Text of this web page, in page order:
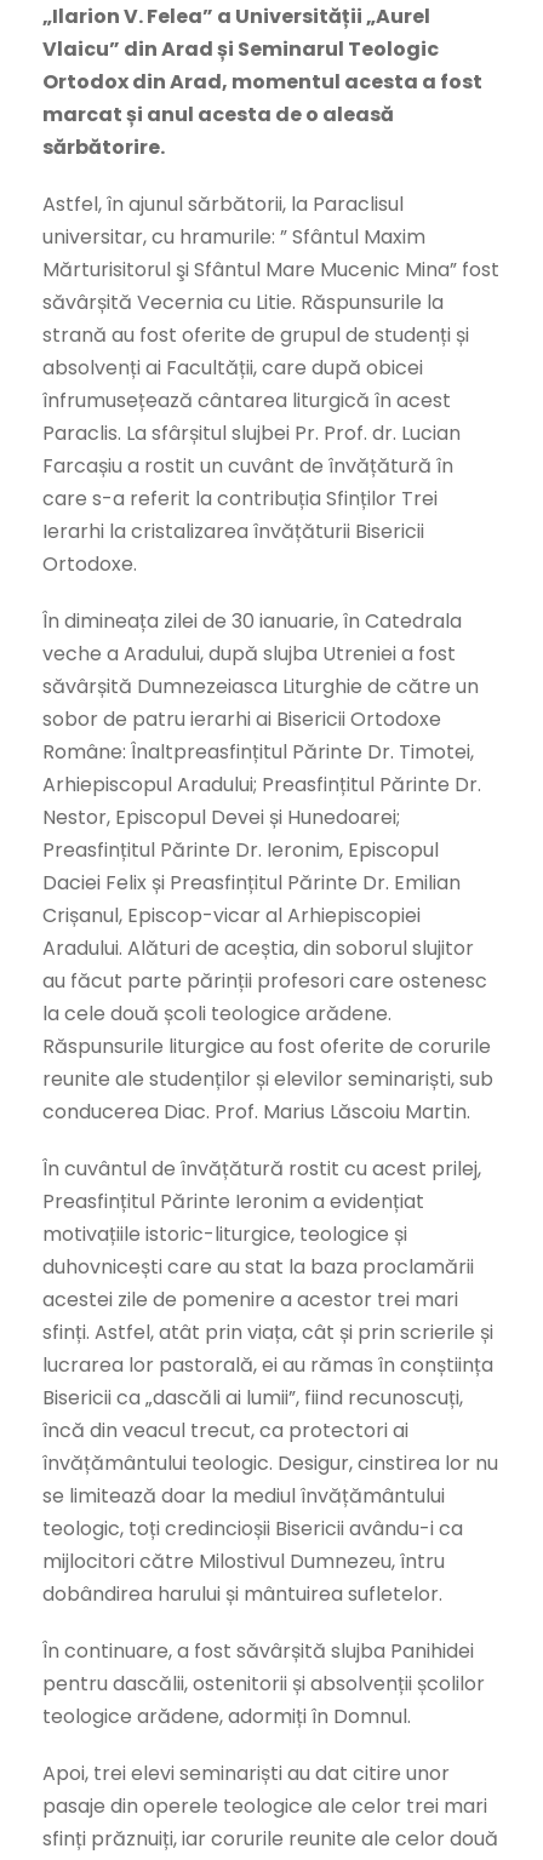
„Ilarion V. Felea” a Universității „Aurel
Vlaicu” din Arad și Seminarul Teologic
Ortodox din Arad, momentul acesta a fost
marcat și anul acesta de o aleasă
sărbătorire.
Astfel, în ajunul sărbătorii, la Paraclisul
universitar, cu hramurile: ” Sfântul Maxim
Mărturisitorul şi Sfântul Mare Mucenic Mina” fost
săvârșită Vecernia cu Litie. Răspunsurile la
strană au fost oferite de grupul de studenți și
absolvenți ai Facultății, care după obicei
înfrumusețează cântarea liturgică în acest
Paraclis. La sfârșitul slujbei Pr. Prof. dr. Lucian
Farcașiu a rostit un cuvânt de învățătură în
care s-a referit la contribuția Sfinților Trei
Ierarhi la cristalizarea învățăturii Bisericii
Ortodoxe.
În dimineața zilei de 30 ianuarie, în Catedrala
veche a Aradului, după slujba Utreniei a fost
săvârșită Dumnezeiasca Liturghie de către un
sobor de patru ierarhi ai Bisericii Ortodoxe
Române: Înaltpreasfințitul Părinte Dr. Timotei,
Arhiepiscopul Aradului; Preasfințitul Părinte Dr.
Nestor, Episcopul Devei și Hunedoarei;
Preasfințitul Părinte Dr. Ieronim, Episcopul
Daciei Felix și Preasfințitul Părinte Dr. Emilian
Crișanul, Episcop-vicar al Arhiepiscopiei
Aradului. Alături de aceștia, din soborul slujitor
au făcut parte părinții profesori care ostenesc
la cele două școli teologice arădene.
Răspunsurile liturgice au fost oferite de corurile
reunite ale studenților și elevilor seminariști, sub
conducerea Diac. Prof. Marius Lăscoiu Martin.
În cuvântul de învățătură rostit cu acest prilej,
Preasfințitul Părinte Ieronim a evidențiat
motivațiile istoric-liturgice, teologice și
duhovnicești care au stat la baza proclamării
acestei zile de pomenire a acestor trei mari
sfinți. Astfel, atât prin viața, cât și prin scrierile și
lucrarea lor pastorală, ei au rămas în conștiința
Bisericii ca „dascăli ai lumii”, fiind recunoscuți,
încă din veacul trecut, ca protectori ai
învățământului teologic. Desigur, cinstirea lor nu
se limitează doar la mediul învățământului
teologic, toți credincioșii Bisericii avându-i ca
mijlocitori către Milostivul Dumnezeu, întru
dobândirea harului și mântuirea sufletelor.
În continuare, a fost săvârșită slujba Panihidei
pentru dascălii, ostenitorii și absolvenții școlilor
teologice arădene, adormiți în Domnul.
Apoi, trei elevi seminariști au dat citire unor
pasaje din operele teologice ale celor trei mari
sfinți prăznuiți, iar corurile reunite ale celor două